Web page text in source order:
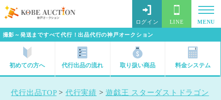
撮影～発送まですべて代行！出品代行の神戸オークション
ログイン LINE MENU
初めての方へ 代行出品の流れ 取り扱い商品 料金システム
代行出品TOP> 代行実績 >遊戯王 スターダストドラゴン